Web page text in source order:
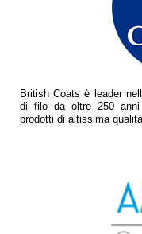
British Coats è leader
di filo da oltre 250 anni
prodotti di altissima